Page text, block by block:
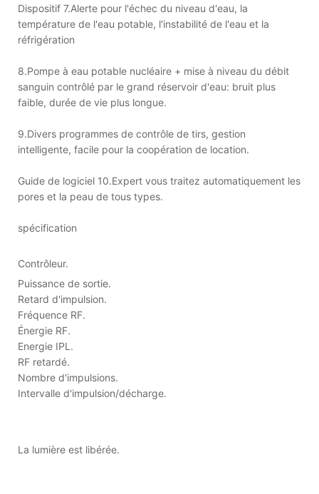
Dispositif 7.Alerte pour l'échec du niveau d'eau, la
température de l'eau potable, l'instabilité de l'eau et la
réfrigération
8.Pompe à eau potable nucléaire + mise à niveau du débit
sanguin contrôlé par le grand réservoir d'eau: bruit plus
faible, durée de vie plus longue.
9.Divers programmes de contrôle de tirs, gestion
intelligente, facile pour la coopération de location.
Guide de logiciel 10.Expert vous traitez automatiquement les
pores et la peau de tous types.
spécification
Contrôleur.
Puissance de sortie.
Retard d'impulsion.
Fréquence RF.
Énergie RF.
Energie IPL.
RF retardé.
Nombre d'impulsions.
Intervalle d'impulsion/décharge.
La lumière est libérée.